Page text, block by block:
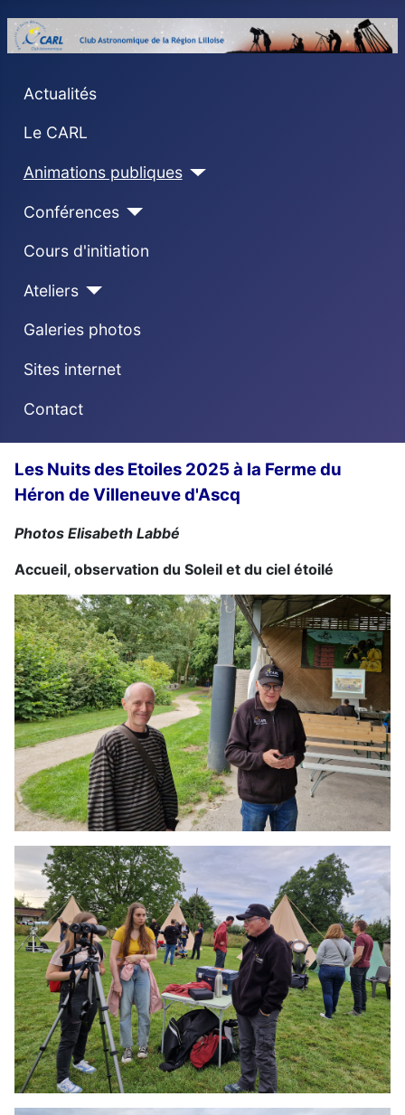
Actualités
Le CARL
Animations publiques
Conférences
Cours d'initiation
Ateliers
Galeries photos
Sites internet
Contact
Les Nuits des Etoiles 2025 à la Ferme du
Héron de Villeneuve d'Ascq
Photos Elisabeth Labbé
Accueil, observation du Soleil et du ciel étoilé